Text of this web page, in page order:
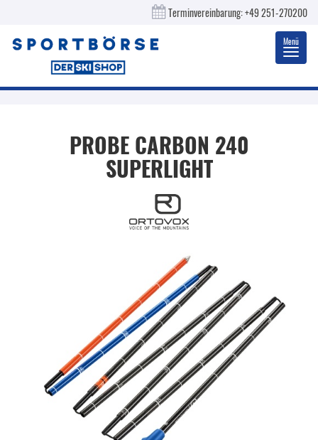
Terminvereinbarung:+49 251-270200
Menü
PROBE CARBON 240
SUPERLIGHT